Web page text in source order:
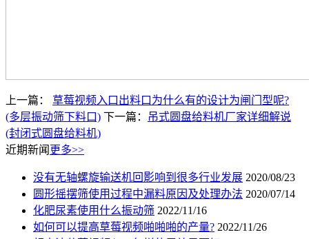
上一篇： 草莓视频入口出料口为什么有的设计为闸门型呢?
(多层振动筛下料口) 下一篇：
吊式圆盘给料机厂家详细解说
(封闭式圆盘给料机)
近期新闻 更多>>
没有无轴螺旋输送机回影响到很多行业发展 2020/08/23
圆形摇摆筛使用过程中漏料原因及处理办法 2020/07/14
化肥尿素使用什么振动筛 2022/11/16
如何可以提高草莓视频啪啪啪的产量? 2022/11/26